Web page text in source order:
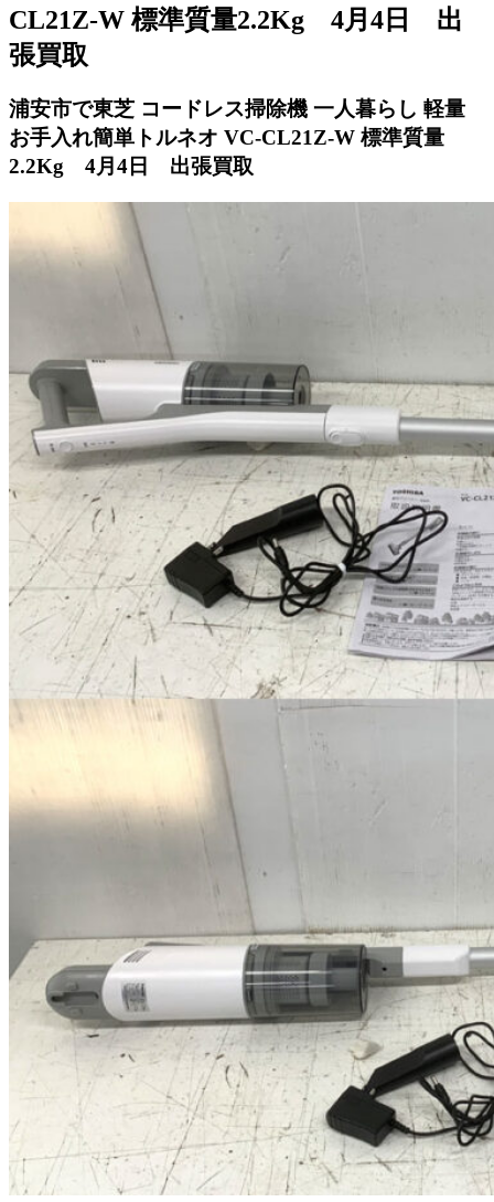
CL21Z-W 標準質量2.2Kg 4月4日 出
張買取
浦安市で東芝 コードレス掃除機 一人暮らし 軽量
お手入れ簡単トルネオ VC-CL21Z-W 標準質量
2.2Kg 4月4日 出張買取